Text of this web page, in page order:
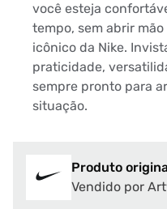
você esteja
tempo, sem abrir
icônico da Nike.
praticidade,
sempre pronto para
situação.
Produto
Vendido por